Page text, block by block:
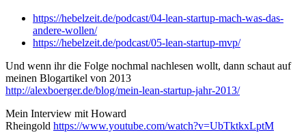
https://hebelzeit.de/podcast/04-lean-startup-mach-was-das-
andere-wollen/
https://hebelzeit.de/podcast/05-lean-startup-mvp/
Und wenn ihr die Folge nochmal nachlesen wollt, dann schaut auf
meinen Blogartikel von 2013
http://alexboerger.de/blog/mein-lean-startup-jahr-2013/
Mein Interview mit Howard
Rheingold https://www.youtube.com/watch?v=UbTktkxLptM